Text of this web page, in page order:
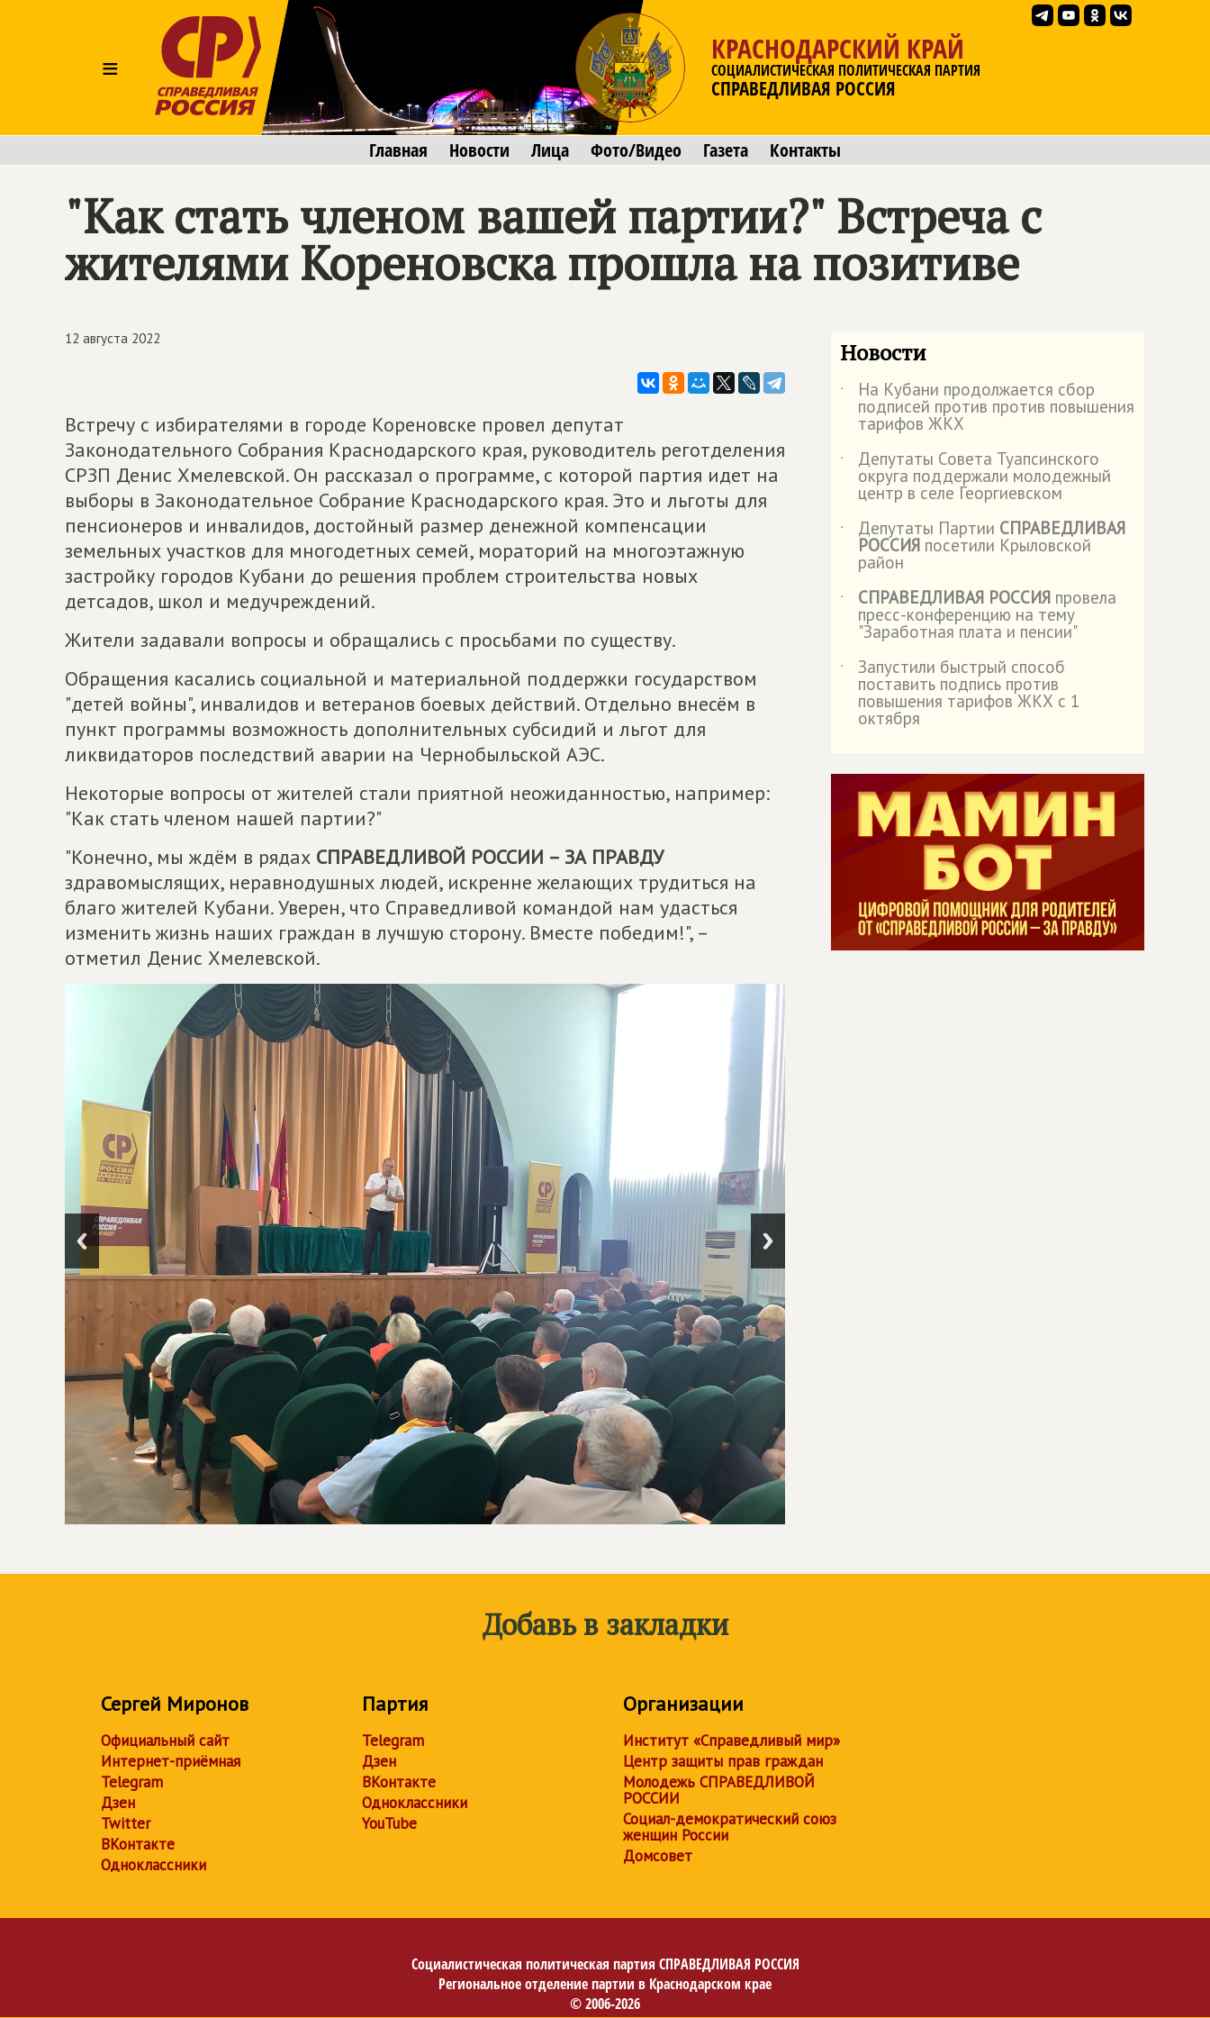
≡
КРАСНОДАРСКИЙ КРАЙ
СОЦИАЛИСТИЧЕСКАЯ ПОЛИТИЧЕСКАЯ ПАРТИЯ
СПРАВЕДЛИВАЯ РОССИЯ
Главная Новости Лица Фото/Видео Газета Контакты
"Как стать членом вашей партии?" Встреча с
жителями Кореновска прошла на позитиве
12 августа 2022
Встречу с избирателями в городе Кореновске провел депутат
Законодательного Собрания Краснодарского края, руководитель реготделения
СРЗП Денис Хмелевской. Он рассказал о программе, с которой партия идет на
выборы в Законодательное Собрание Краснодарского края. Это и льготы для
пенсионеров и инвалидов, достойный размер денежной компенсации
земельных участков для многодетных семей, мораторий на многоэтажную
застройку городов Кубани до решения проблем строительства новых
детсадов, школ и медучреждений.
Жители задавали вопросы и обращались с просьбами по существу.
Обращения касались социальной и материальной поддержки государством
"детей войны", инвалидов и ветеранов боевых действий. Отдельно внесём в
пункт программы возможность дополнительных субсидий и льгот для
ликвидаторов последствий аварии на Чернобыльской АЭС.
Некоторые вопросы от жителей стали приятной неожиданностью, например:
"Как стать членом нашей партии?"
"Конечно, мы ждём в рядах СПРАВЕДЛИВОЙ РОССИИ – ЗА ПРАВДУ
здравомыслящих, неравнодушных людей, искренне желающих трудиться на
благо жителей Кубани. Уверен, что Справедливой командой нам удасться
изменить жизнь наших граждан в лучшую сторону. Вместе победим!", –
отметил Денис Хмелевской.
Новости
˙ На Кубани продолжается сбор
подписей против против повышения
тарифов ЖКХ
˙
Депутаты Совета Туапсинского
округа поддержали молодежный
центр в селе Георгиевском
˙
Депутаты Партии СПРАВЕДЛИВАЯ
РОССИЯ посетили Крыловской
район
˙
СПРАВЕДЛИВАЯ РОССИЯ провела
пресс-конференцию на тему
"Заработная плата и пенсии"
˙
Запустили быстрый способ
поставить подпись против
повышения тарифов ЖКХ с 1
октября
Добавь в закладки
Сергей Миронов
Официальный сайт
Интернет-приёмная
Telegram
Дзен
Twitter
ВКонтакте
Одноклассники
Партия
Telegram
Дзен
ВКонтакте
Одноклассники
YouTube
Организации
Институт «Справедливый мир»
Центр защиты прав граждан
Молодежь СПРАВЕДЛИВОЙ
РОССИИ
Социал-демократический союз
женщин России
Домсовет
Социалистическая политическая партия СПРАВЕДЛИВАЯ РОССИЯ
Региональное отделение партии в Краснодарском крае
© 2006-2026